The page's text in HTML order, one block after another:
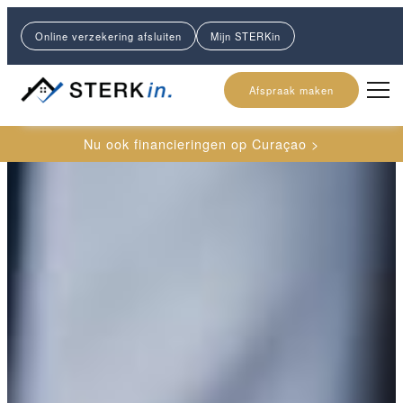
Online verzekering afsluiten Mijn STERKin
Afspraak maken
Nu ook financieringen op Curaçao >